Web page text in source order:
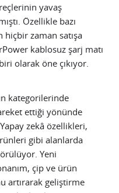
yavaş
Özellikle bazı
zaman satışa
kablosuz şarj matı
olarak öne çıkıyor.
kategorilerinde
ettiği yönünde
zekâ özellikleri,
gibi alanlarda
Yeni
çip ve ürün
artırarak geliştirme